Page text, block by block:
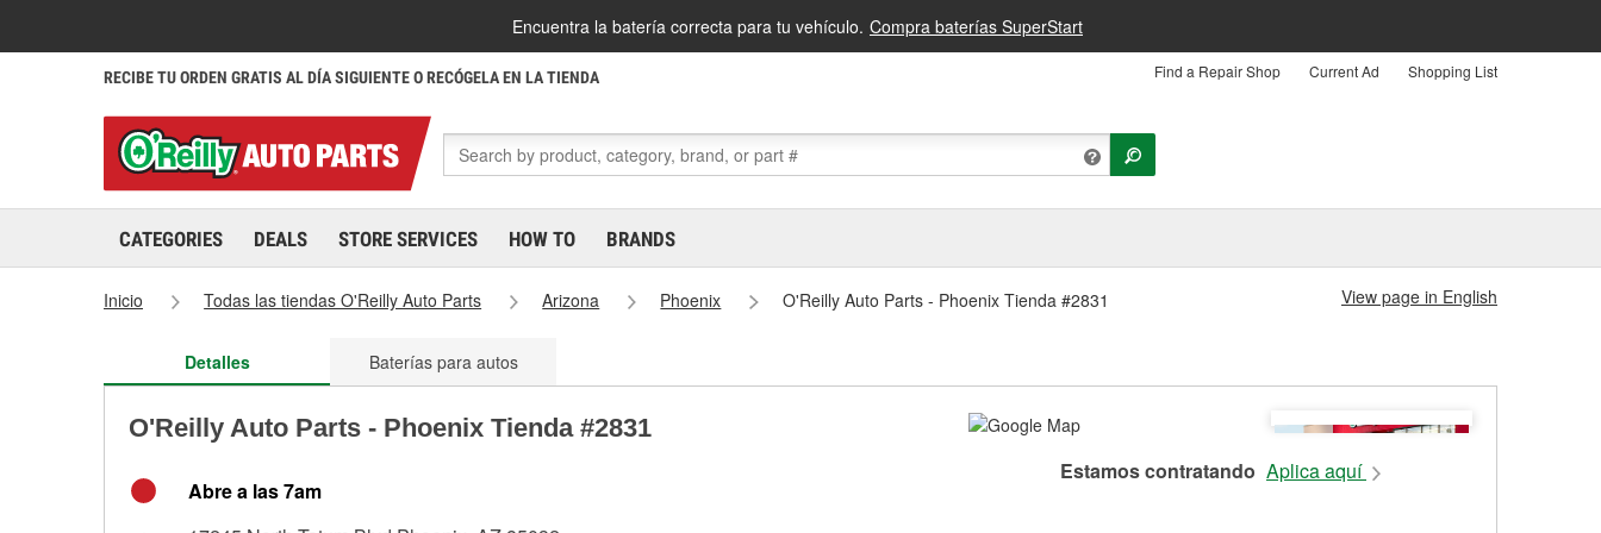
Encuentra la batería correcta para tu vehículo. Compra baterías SuperStart
RECIBE TU ORDEN GRATIS AL DÍA SIGUIENTE O RECÓGELA EN LA TIENDA Find a Repair Shop Current Ad Shopping List
CATEGORIES DEALS STORE SERVICES HOW TO BRANDS
Inicio Todas las tiendas O'Reilly Auto Parts Arizona Phoenix O'Reilly Auto Parts - Phoenix Tienda #2831 View page in English
Detalles Baterías para autos
O'Reilly Auto Parts - Phoenix Tienda #2831
Abre a las 7am
Estamos contratando Aplica aquí